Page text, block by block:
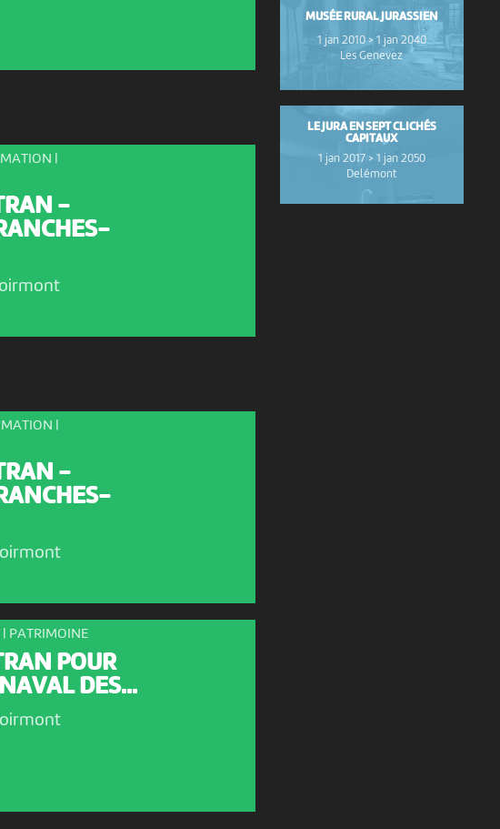
|
-
|
-
PATRIMOINE
POUR
DES...
MUSÉE RURAL JURASSIEN
1 jan 2010 > 1 jan 2040
Les Genevez
LE JURA EN SEPT CLICHÉS
CAPITAUX
1 jan 2017 > 1 jan 2050
Delémont